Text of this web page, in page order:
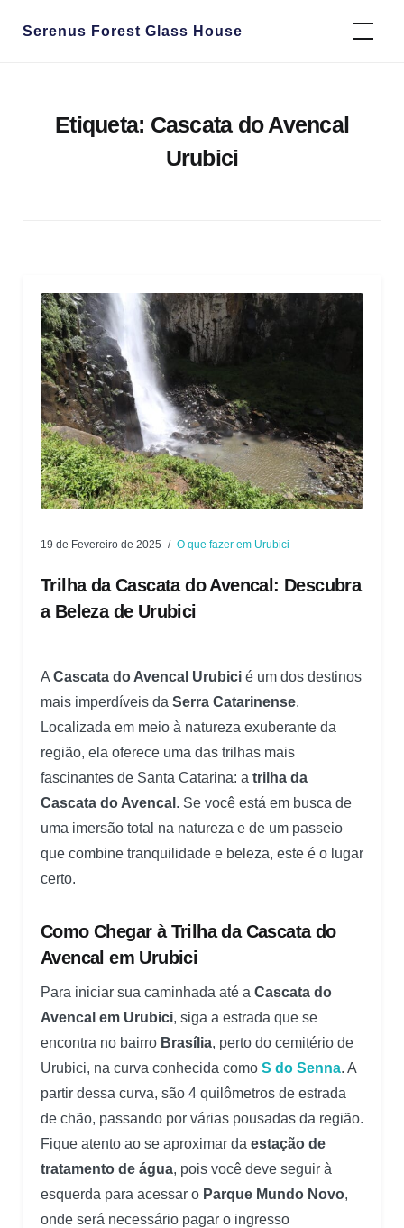
Serenus Forest Glass House
Etiqueta: Cascata do Avencal
Urubici
19 de Fevereiro de 2025 O que fazer em Urubici
Trilha da Cascata do Avencal: Descubra
a Beleza de Urubici
A Cascata do Avencal Urubici é um dos destinos
mais imperdíveis da Serra Catarinense.
Localizada em meio à natureza exuberante da
região, ela oferece uma das trilhas mais
fascinantes de Santa Catarina: a trilha da
Cascata do Avencal . Se você está em busca de
uma imersão total na natureza e de um passeio
que combine tranquilidade e beleza, este é o lugar
certo.
Como Chegar à Trilha da Cascata do
Avencal em Urubici
Para iniciar sua caminhada até a Cascata do
Avencal em Urubici, siga a estrada que se
encontra no bairro Brasília, perto do cemitério de
Urubici, na curva conhecida como S do Senna. A
partir dessa curva, são 4 quilômetros de estrada
de chão, passando por várias pousadas da região.
Fique atento ao se aproximar da estação de
tratamento de água, pois você deve seguir à
esquerda para acessar o Parque Mundo Novo,
onde será necessário pagar o ingresso